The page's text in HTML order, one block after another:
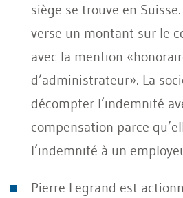
siège se trouve en
verse un montant sur le
avec la mention
d’administrateur». La
décompter l’indemnité
compensation parce
l’indemnité à un
Pierre Legrand est